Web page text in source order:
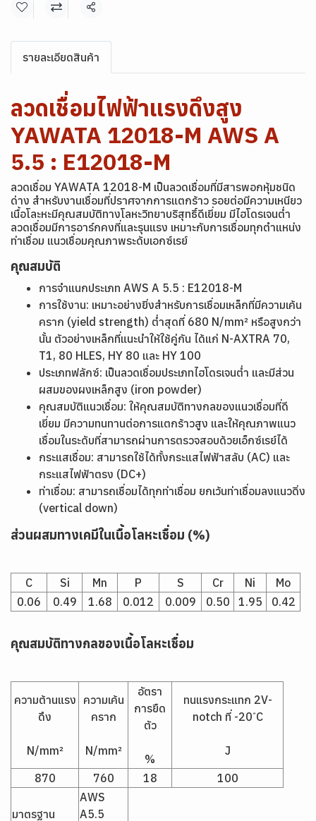
แชร์
รายละเอียดสินค้า
ลวดเชื่อมไฟฟ้าแรงดึงสูง
YAWATA 12018-M AWS A
5.5 : E12018-M
ลวดเชื่อม YAWATA 12018-M เป็นลวดเชื่อมที่มีสารพอกหุ้มชนิด
ด่าง สำหรับงานเชื่อมที่ปราศจากการแตกร้าว รอยต่อมีความเหนียว
เนื้อโละหะมีคุณสมบัติทางโลหะวิทยาบริสุทธิ์ดีเยี่ยม มีไฮโดรเจนต่ำ
ลวดเชื่อมมีการอาร์กคงที่และรุนแรง เหมาะกับการเชื่อมทุกตำแหน่ง
ท่าเชื่อม แนวเชื่อมคุณภาพระดับเอกซ์เรย์
คุณสมบัติ
การจำแนกประเภท AWS A 5.5 : E12018-M
การใช้งาน: เหมาะอย่างยิ่งสำหรับการเชื่อมเหล็กที่มีความเค้น
คราก (yield strength) ต่ำสุดที่ 680 N/mm² หรือสูงกว่า
นั้น ตัวอย่างเหล็กที่แนะนำให้ใช้คู่กัน ได้แก่ N-AXTRA 70,
T1, 80 HLES, HY 80 และ HY 100
ประเภทฟลักซ์: เป็นลวดเชื่อมประเภทไฮโดรเจนต่ำ และมีส่วน
ผสมของผงเหล็กสูง (iron powder)
คุณสมบัติแนวเชื่อม: ให้คุณสมบัติทางกลของแนวเชื่อมที่ดี
เยี่ยม มีความทนทานต่อการแตกร้าวสูง และให้คุณภาพแนว
เชื่อมในระดับที่สามารถผ่านการตรวจสอบด้วยเอ็กซ์เรย์ได้
กระแสเชื่อม: สามารถใช้ได้ทั้งกระแสไฟฟ้าสลับ (AC) และ
กระแสไฟฟ้าตรง (DC+)
ท่าเชื่อม: สามารถเชื่อมได้ทุกท่าเชื่อม ยกเว้นท่าเชื่อมลงแนวดิ่ง
(vertical down)
ส่วนผสมทางเคมีในเนื้อโลหะเชื่อม (%)
C Si Mn P S Cr Ni
Mo
0.06
0.49 1.68 0.012 0.009 0.50 1.95 0.42
คุณสมบัติทางกลของเนื้อโลหะเชื่อม
ความต้านแรง
ดึง
N/mm²
ความเค้น
คราก
N/mm²
อัตรา
การยืด
ตัว
%
ทนแรงกระแทก 2V-
notch ที่ -20 ํC
J
870
760 18 100
มาตรฐาน
AWS
A5.5